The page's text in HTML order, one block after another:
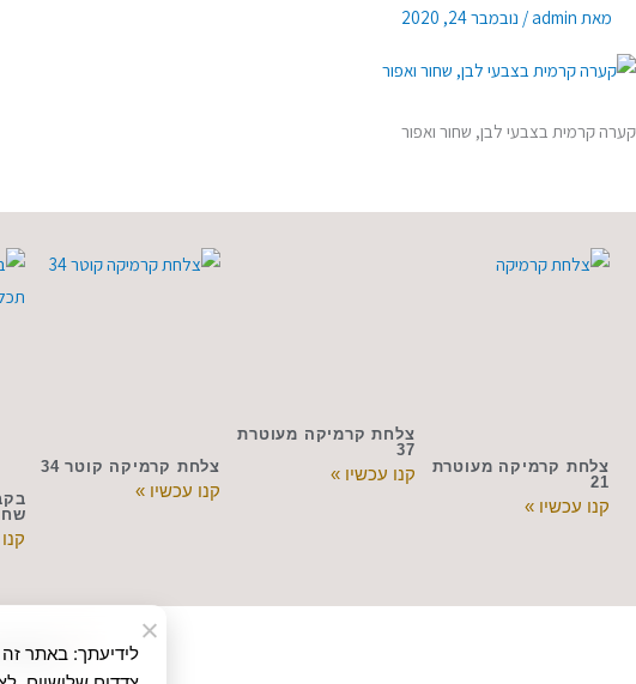
מאת admin
/ נובמבר 24, 2020
קערה קרמית בצבעי לבן, שחור ואפור
צלחת קרמיקה מעוטרת
21
קנו עכשיו »
צלחת קרמיקה מעוטרת
37
קנו עכשיו » צלחת קרמיקה קוטר 34
קנו עכשיו »